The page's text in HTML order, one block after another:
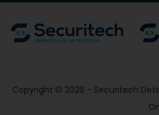
Copyright © 2026 - Securitech